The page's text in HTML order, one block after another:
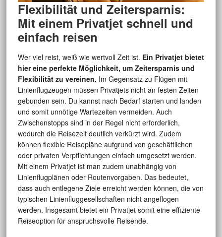
Flexibilität und Zeitersparnis:
Mit einem Privatjet schnell und
einfach reisen
Wer viel reist, weiß wie wertvoll Zeit ist. Ein Privatjet bietet
hier eine perfekte Möglichkeit, um Zeitersparnis und
Flexibilität zu vereinen. Im Gegensatz zu Flügen mit
Linienflugzeugen müssen Privatjets nicht an festen Zeiten
gebunden sein. Du kannst nach Bedarf starten und landen
und somit unnötige Wartezeiten vermeiden. Auch
Zwischenstopps sind in der Regel nicht erforderlich,
wodurch die Reisezeit deutlich verkürzt wird. Zudem
können flexible Reisepläne aufgrund von geschäftlichen
oder privaten Verpflichtungen einfach umgesetzt werden.
Mit einem Privatjet ist man zudem unabhängig von
Linienflugplänen oder Routenvorgaben. Das bedeutet,
dass auch entlegene Ziele erreicht werden können, die von
typischen Linienfluggesellschaften nicht angeflogen
werden. Insgesamt bietet ein Privatjet somit eine effiziente
Reiseoption für anspruchsvolle Reisende.